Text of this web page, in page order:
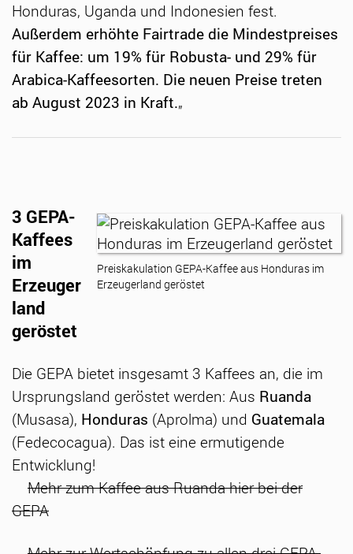
Honduras, Uganda und Indonesien fest.
Außerdem erhöhte Fairtrade die Mindestpreises
für Kaffee: um 19% für Robusta- und 29% für
Arabica-Kaffeesorten. Die neuen Preise treten
ab August 2023 in Kraft.„
Preiskakulation GEPA-Kaffee aus Honduras im
Erzeugerland geröstet
3 GEPA-
Kaffees
im
Erzeuger
land
geröstet
Die GEPA bietet insgesamt 3 Kaffees an, die im
Ursprungsland geröstet werden: Aus Ruanda
(Musasa), Honduras (Aprolma) und Guatemala
(Fedecocagua). Das ist eine ermutigende
Entwicklung!
Mehr zum Kaffee aus Ruanda hier bei der
GEPA